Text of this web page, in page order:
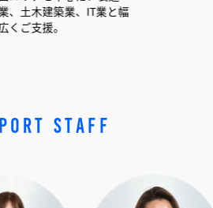
、IT業と幅
業、土木建築業、IT業と
STAFF